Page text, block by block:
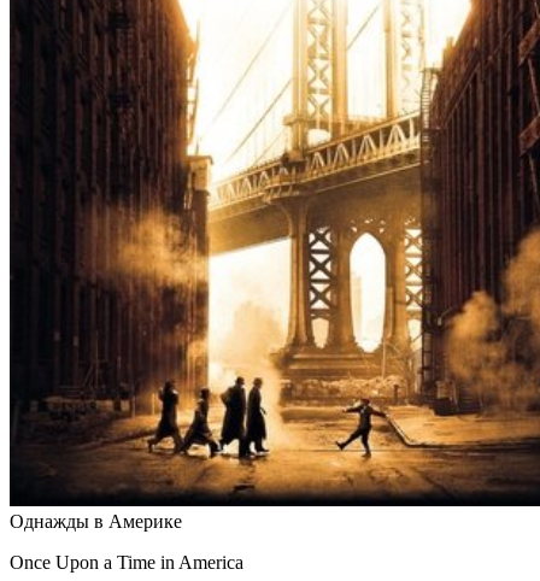
Однажды в Америке
Once Upon a Time in America